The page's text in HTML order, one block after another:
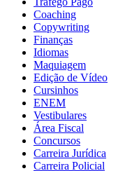
Coaching
Copywriting
Finanças
Idiomas
Maquiagem
Edição de Vídeo
Cursinhos
ENEM
Vestibulares
Área Fiscal
Concursos
Carreira Jurídica
Carreira Policial